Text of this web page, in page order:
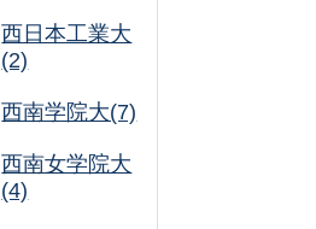
西日本工業大
(2)
西南学院大(7)
西南女学院大
(4)